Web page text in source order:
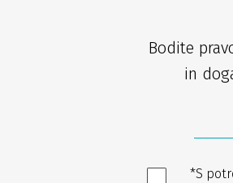
Bodite
in
*S